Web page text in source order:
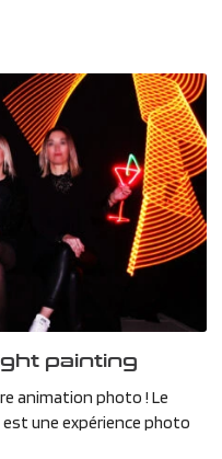
painting
animation photo ! Le
une expérience photo